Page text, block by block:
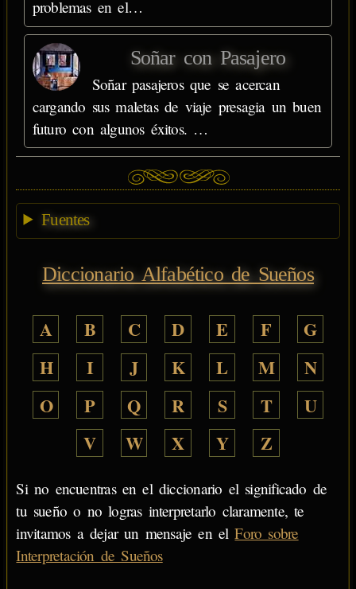
problemas en el…
Soñar con Pasajero
Soñar pasajeros que se acercan
cargando sus maletas de viaje presagia un buen
futuro con algunos éxitos. …
Fuentes
Diccionario Alfabético de Sueños
A B C D E F
G
H
I J K L M
N
O
P Q R S T
U
V
W X Y Z
Si no encuentras en el diccionario el significado de
tu sueño o no logras interpretarlo claramente, te
invitamos a dejar un mensaje en elForo sobre
Interpretación de Sueños